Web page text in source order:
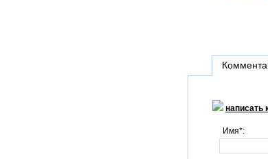
написать
Имя*: